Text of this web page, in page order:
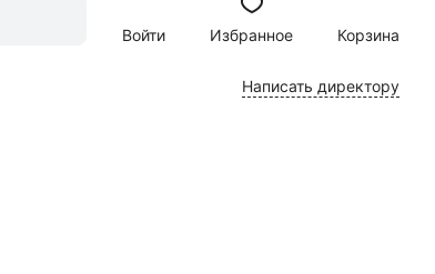
Войти
Избранное Корзина
Написать директору